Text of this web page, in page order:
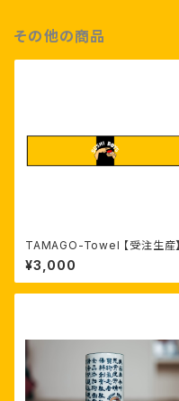
その他の商品
TAMAGO-Towel 【受注生産】
¥3,000